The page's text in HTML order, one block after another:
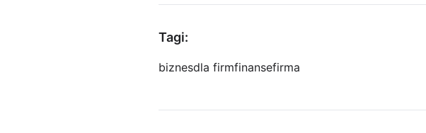
Tagi:
biznesdla firmfinansefirma